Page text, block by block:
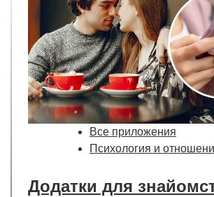
Все приложения
Психология и
Додатки для